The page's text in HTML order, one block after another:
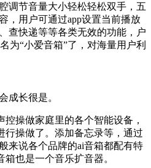
节音量大小轻松轻松双手，五
，用户可通过app设置当前播放
查快递等等各类无效的功能，户
为“小爱音箱”了，对海量用户利
成长很是。
操做家庭里的各个智能设备，
行操做了。添加备忘录等，通过
来说各个品牌的ai音箱都配有特
也是一个音乐扩音器。